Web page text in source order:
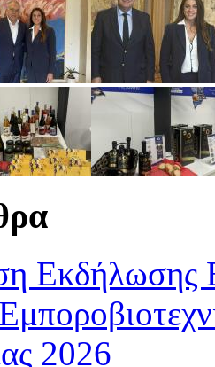
Εκδήλωσης
2026